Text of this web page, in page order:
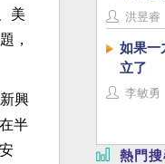
美
，
興
半
洪昱睿
如果一
立了
李敏勇
熱門